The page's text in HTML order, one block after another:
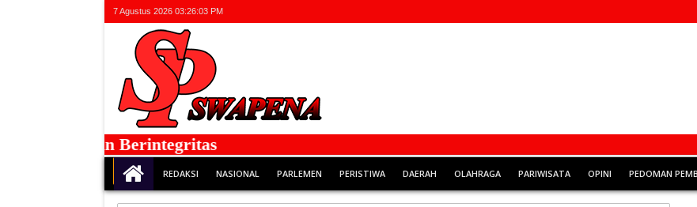
7 Agustus 2026 03:26:03 PM
dan Berintegritas
REDAKSI NASIONAL PARLEMEN PERISTIWA DAERAH OLAHRAGA PARIWISATA OPINI PEDOMAN